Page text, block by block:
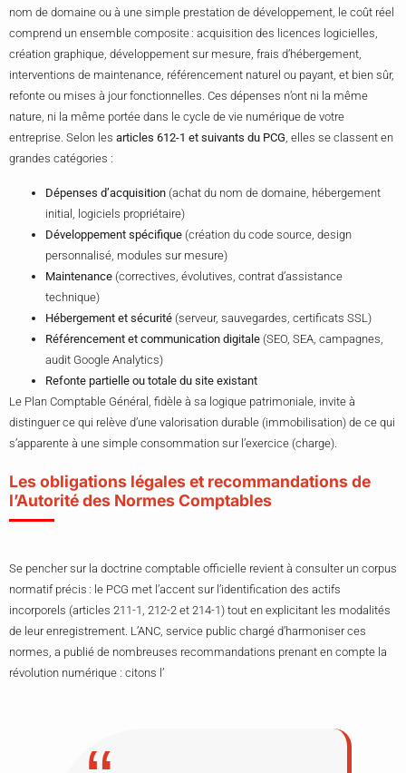
nom de domaine ou à une simple prestation de développement, le coût réel
comprend un ensemble composite : acquisition des licences logicielles,
création graphique, développement sur mesure, frais d’hébergement,
interventions de maintenance, référencement naturel ou payant, et bien sûr,
refonte ou mises à jour fonctionnelles. Ces dépenses n’ont ni la même
nature, ni la même portée dans le cycle de vie numérique de votre
entreprise. Selon les articles 612-1 et suivants du PCG, elles se classent en
grandes catégories :
Dépenses d’acquisition (achat du nom de domaine, hébergement
initial, logiciels propriétaire)
Développement spécifique (création du code source, design
personnalisé, modules sur mesure)
Maintenance (correctives, évolutives, contrat d’assistance
technique)
Hébergement et sécurité (serveur, sauvegardes, certificats SSL)
Référencement et communication digitale (SEO, SEA, campagnes,
audit Google Analytics)
Refonte partielle ou totale du site existant
Le Plan Comptable Général, fidèle à sa logique patrimoniale, invite à
distinguer ce qui relève d’une valorisation durable (immobilisation) de ce qui
s’apparente à une simple consommation sur l’exercice (charge).
Les obligations légales et recommandations de
l’Autorité des Normes Comptables
Se pencher sur la doctrine comptable officielle revient à consulter un corpus
normatif précis : le PCG met l’accent sur l’identification des actifs
incorporels (articles 211-1, 212-2 et 214-1) tout en explicitant les modalités
de leur enregistrement. L’ANC, service public chargé d’harmoniser ces
normes, a publié de nombreuses recommandations prenant en compte la
révolution numérique : citons l’